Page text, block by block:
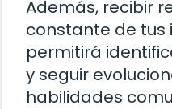
Además, recibir
constante de tus
permitirá
y seguir
habilidades